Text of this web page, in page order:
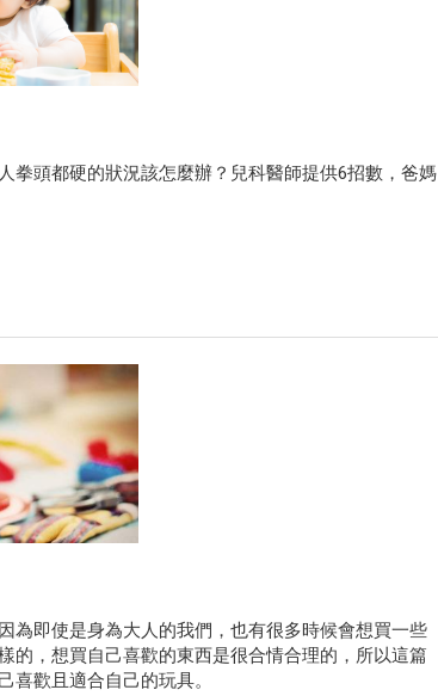
拳頭都硬的狀況該怎麼辦？兒科醫師提供6招數，爸媽
為即使是身為大人的我們，也有很多時候會想買一些
的，想買自己喜歡的東西是很合情合理的，所以這篇
喜歡且適合自己的玩具。